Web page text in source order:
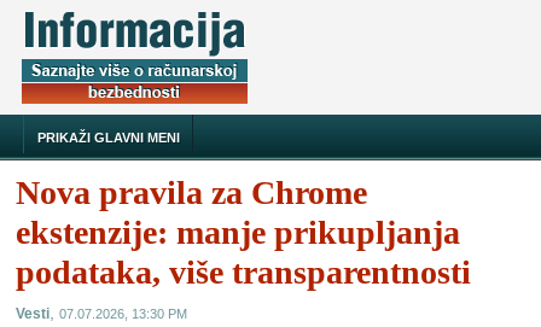
PRIKAŽI GLAVNI MENI
Nova pravila za Chrome
ekstenzije: manje prikupljanja
podataka, više transparentnosti
Vesti,07.07.2026, 13:30 PM